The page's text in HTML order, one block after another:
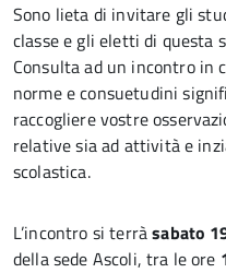
Sono lieta di invitare gli
classe e gli eletti di questa
Consulta ad un incontro in
norme e consuetudini
raccogliere vostre
relative sia ad attività e
scolastica.
L’incontro si terràsabato
della sede Ascoli, tra le ore